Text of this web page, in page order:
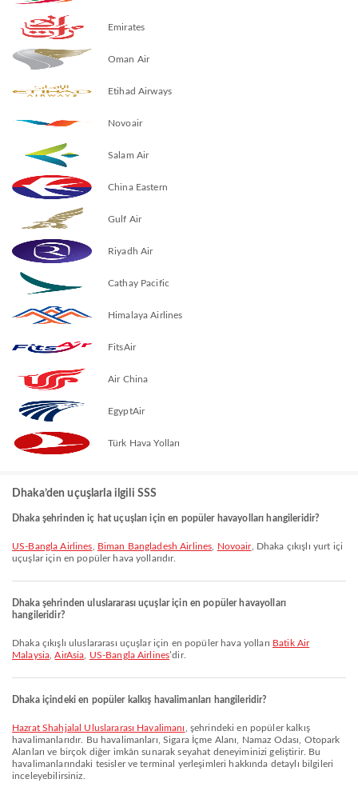
Emirates
Oman Air
Etihad Airways
Novoair
Salam Air
China Eastern
Gulf Air
Riyadh Air
Cathay Pacific
Himalaya Airlines
FitsAir
Air China
EgyptAir
Türk Hava Yolları
Dhaka’den uçuşlarla ilgili SSS
Dhaka şehrinden iç hat uçuşları için en popüler havayolları hangileridir?
US-Bangla Airlines Biman Bangladesh Airlines Novoair, Dhaka çıkışlı yurt içi
uçuşlar için en popüler hava yollarıdır.
Dhaka şehrinden uluslararası uçuşlar için en popüler havayolları
hangileridir?
Dhaka çıkışlı uluslararası uçuşlar için en popüler hava yolları Batik Air
Malaysia ,AirAsia US-Bangla Airlines’dir.
Dhaka içindeki en popüler kalkış havalimanları hangileridir?
Hazrat Shahjalal Uluslararası Havalimanı
, şehrindeki en popüler kalkış
havalimanlarıdır. Bu havalimanları, Sigara İçme Alanı, Namaz Odası, Otopark
Alanları ve birçok diğer imkân sunarak seyahat deneyiminizi geliştirir. Bu
havalimanlarındaki tesisler ve terminal yerleşimleri hakkında detaylı bilgileri
inceleyebilirsiniz.